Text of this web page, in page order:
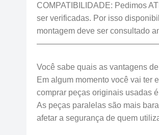
COMPATIBILIDADE: Pedimos
ser verificadas. Por isso
montagem deve ser consultado
Você sabe quais as vantagens
Em algum momento você vai ter
comprar peças originais usadas
As peças paralelas são mais
afetar a segurança de quem